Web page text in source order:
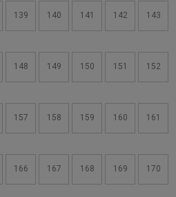
139 140 141 142 143
148 149 150 151 152
157 158 159 160 161
166 167 168 169 170